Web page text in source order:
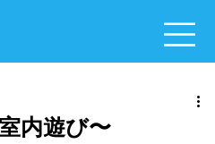
内遊び〜